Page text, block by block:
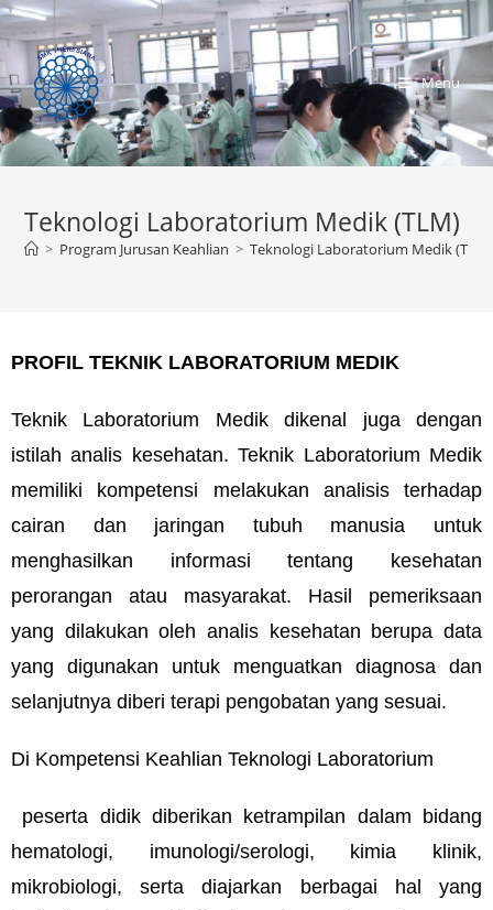
Menu
Teknologi Laboratorium Medik (TLM)
> Program Jurusan Keahlian > Teknologi Laboratorium Medik (TLM)
PROFIL TEKNIK LABORATORIUM MEDIK
Teknik Laboratorium Medik dikenal juga dengan
istilah analis kesehatan. Teknik Laboratorium Medik
memiliki kompetensi melakukan analisis terhadap
cairan dan jaringan tubuh manusia untuk
menghasilkan informasi tentang kesehatan
perorangan atau masyarakat. Hasil pemeriksaan
yang dilakukan oleh analis kesehatan berupa data
yang digunakan untuk menguatkan diagnosa dan
selanjutnya diberi terapi pengobatan yang sesuai.
Di Kompetensi Keahlian Teknologi Laboratorium
peserta didik diberikan ketrampilan dalam bidang
hematologi, imunologi/serologi, kimia klinik,
mikrobiologi, serta diajarkan berbagai hal yang